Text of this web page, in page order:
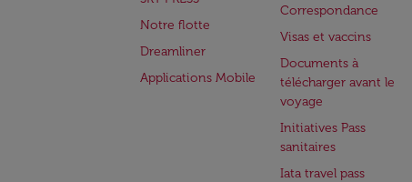
Notre flotte
Dreamliner
Applications Mobile
Correspondance
Visas et vaccins
Documents à
télécharger avant le
voyage
Initiatives Pass
sanitaires
Iata travel pass